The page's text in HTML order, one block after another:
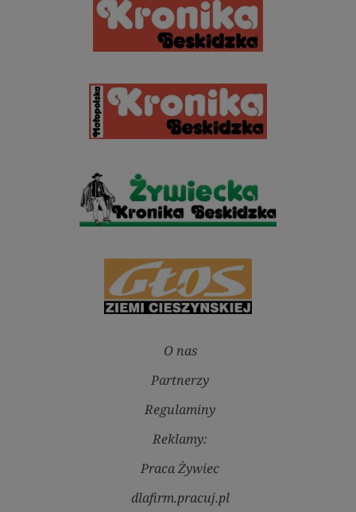
O nas
Partnerzy
Regulaminy
Reklamy:
Praca Żywiec
dlafirm.pracuj.pl